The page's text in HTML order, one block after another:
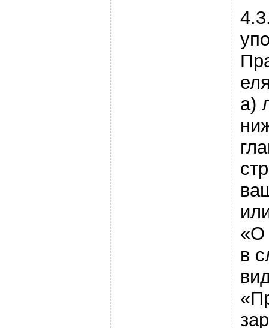
a)
«О
в